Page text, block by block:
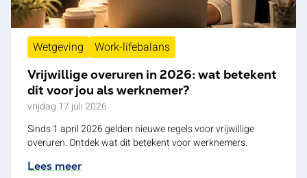
Wetgeving Work-lifebalans
Vrijwillige overuren in 2026: wat betekent
dit voor jou als werknemer?
vrijdag 17 juli 2026
Sinds 1 april 2026 gelden nieuwe regels voor vrijwillige
overuren. Ontdek wat dit betekent voor werknemers.
Lees meer